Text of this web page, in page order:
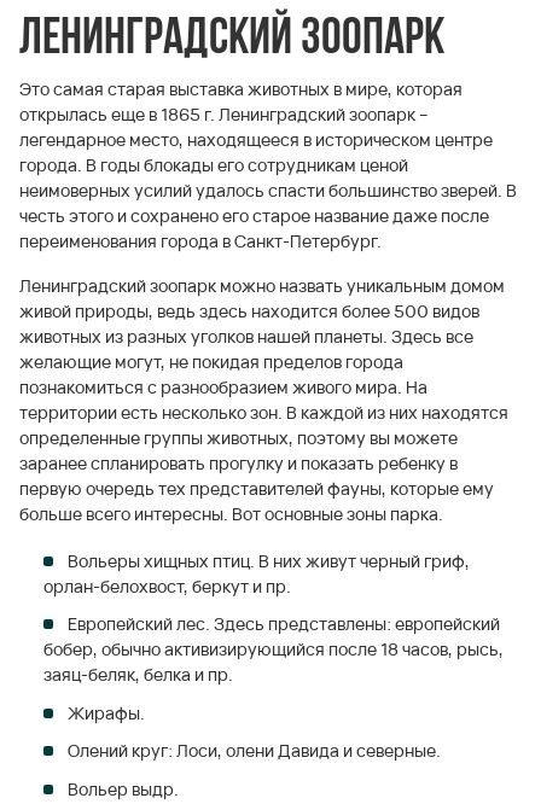
Ленинградский зоопарк
Это самая старая выставка животных в мире, которая
открылась еще в 1865 г. Ленинградский зоопарк –
легендарное место, находящееся в историческом центре
города. В годы блокады его сотрудникам ценой
неимоверных усилий удалось спасти большинство зверей. В
честь этого и сохранено его старое название даже после
переименования города в Санкт-Петербург.
Ленинградский зоопарк можно назвать уникальным домом
живой природы, ведь здесь находится более 500 видов
животных из разных уголков нашей планеты. Здесь все
желающие могут, не покидая пределов города
познакомиться с разнообразием живого мира. На
территории есть несколько зон. В каждой из них находятся
определенные группы животных, поэтому вы можете
заранее спланировать прогулку и показать ребенку в
первую очередь тех представителей фауны, которые ему
больше всего интересны. Вот основные зоны парка.
Вольеры хищных птиц. В них живут черный гриф,
орлан-белохвост, беркут и пр.
Европейский лес. Здесь представлены: европейский
бобер, обычно активизирующийся после 18 часов, рысь,
заяц-беляк, белка и пр.
Жирафы.
Олений круг: Лоси, олени Давида и северные.
Вольер выдр.